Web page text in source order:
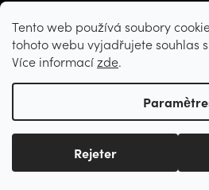
Tento web používá soubory
tohoto webu vyjadřujete souhlas
Více informacízde.
Rejeter
ARCHIVES
Créé par
Copyright 2026
Modifier les